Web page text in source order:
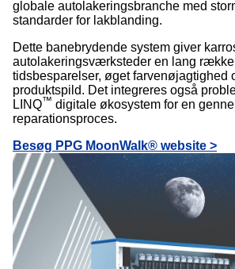
globale autolakeringsbranche med
standarder for lakblanding.
Dette banebrydende system giver
autolakeringsværksteder en lang
tidsbesparelser, øget farvenøjagtighed
produktspild. Det integreres også
LINQ™ digitale økosystem for en
reparationsproces.
Besøg PPG MoonWalk® website >